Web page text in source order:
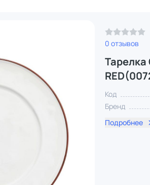
0 отзывов
Тарелка
Код
Бренд
Подробнее